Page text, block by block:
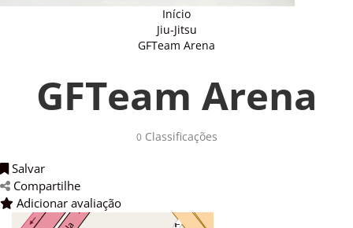
Início
Jiu-Jitsu
GFTeam Arena
GFTeam Arena
0Classificações
Salvar
Compartilhe
Adicionar avaliação